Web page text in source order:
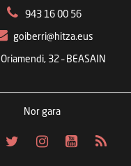
943 16 00 56
goiberri@hitza.eus
Oriamendi, 32 – BEASAIN
Nor gara